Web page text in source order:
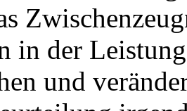
in der
und